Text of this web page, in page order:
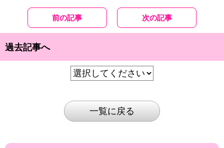
前の記事 次の記事
過去記事へ
一覧に戻る